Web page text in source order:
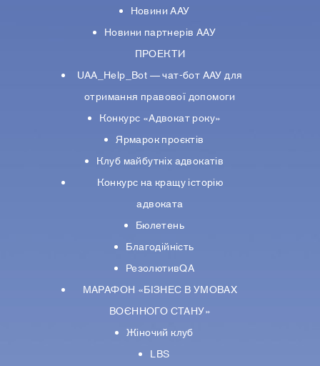
Новини ААУ
Новини партнерiв ААУ
ПРОЕКТИ
UAA_Help_Bot — чат-бот ААУ для
отримання правової допомоги
Конкурс «Адвокат року»
Ярмарок проєктів
Клуб майбутніх адвокатів
Конкурс на кращу історію
адвоката
Бюлетень
Благодійність
РезолютивQA
МАРАФОН «БІЗНЕС В УМОВАХ
ВОЄННОГО СТАНУ»
Жіночий клуб
LBS